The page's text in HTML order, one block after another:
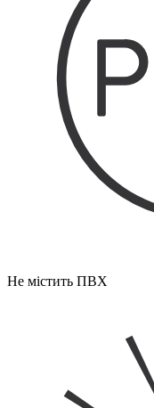
Не містить ПВХ